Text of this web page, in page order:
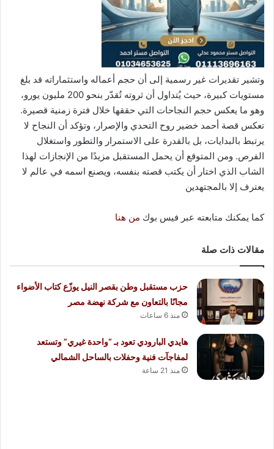
وتشير تقديرات غير رسمية إلى أن حجم أعماله واستثماراته قد بلغ
مستويات كبيرة، حيث يُتداول أن ثروته تُقدّر بنحو 200 مليون يورو،
وهو ما يعكس حجم النجاحات التي حققها خلال فترة زمنية قصيرة.
تعكس قصة أحمد خضير روح التحدي والإصرار، وتؤكد أن النجاح لا
يرتبط بالبدايات، بل بالقدرة على الاستمرار والتطور واستغلال
الفرص. ومن المتوقع أن يحمل المستقبل مزيدًا من الإنجازات لهذا
الشاب الذي اختار أن يكتب قصته بنفسه، ويصنع اسمه في عالم لا
يعترف إلا بالمجتهدين
كما يمكنك متابعته عبر فيس بوك من هنا
مقالات ذات صلة
حزب مستقبل وطن بقصر النيل يوزّع كتاب الأضواء
مجانًا بالتعاون مع شركة نهضة مصر
منذ 6 ساعات
هايدي البارودي تعود بـ “واحدة غيري” وتستعد
لمفاجآت فنية وحفلات بالساحل الشمالي
منذ 21 ساعة